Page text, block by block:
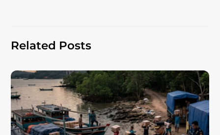
Related Posts